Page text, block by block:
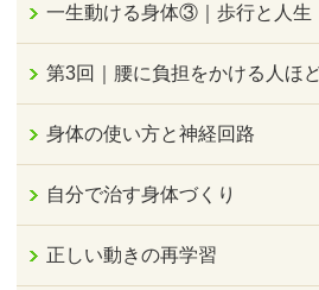
一生動ける身体③｜歩行と人生
第3回｜腰に負担をかける人ほ
身体の使い方と神経回路
自分で治す身体づくり
正しい動きの再学習